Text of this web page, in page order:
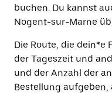
buchen. Du kannst
Nogent-sur-Marne
Die Route, die dein*e
der Tageszeit und
und der Anzahl der
Bestellung aufgeben,